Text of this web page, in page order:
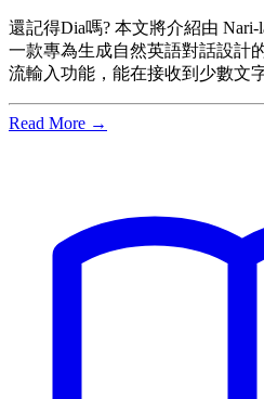
還記得Dia嗎? 本文將介紹由
一款專為生成自然英語對話設計
流輸入功能，能在接收到少數文
Read More →